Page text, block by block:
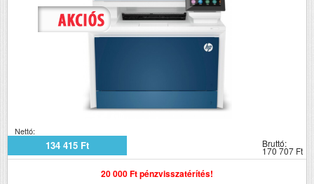
Nettó:
134 415 Ft Bruttó:
170 707 Ft
20 000 Ft pénzvisszatérítés!